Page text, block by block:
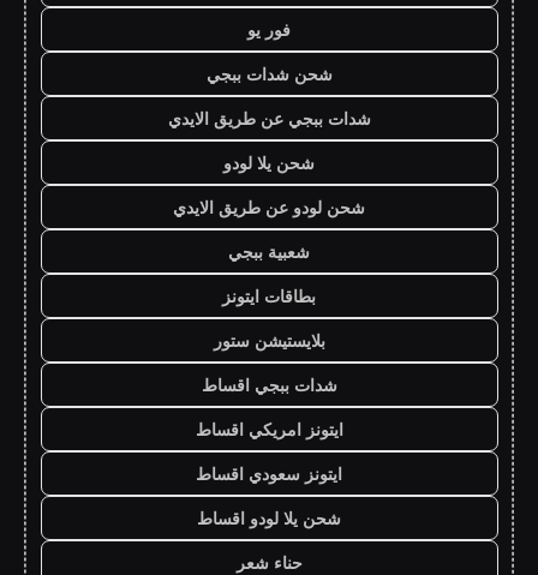
فور يو
شحن شدات ببجي
شدات ببجي عن طريق الايدي
شحن يلا لودو
شحن لودو عن طريق الايدي
شعبية ببجي
بطاقات ايتونز
بلايستيشن ستور
شدات ببجي اقساط
ايتونز امريكي اقساط
ايتونز سعودي اقساط
شحن يلا لودو اقساط
حناء شعر